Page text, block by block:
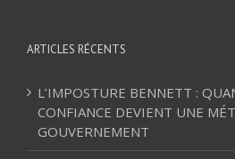
ARTICLES RÉCENTS
L’IMPOSTURE BENNETT :
CONFIANCE DEVIENT UNE
GOUVERNEMENT